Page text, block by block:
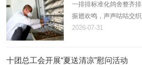
一排排标准化鸽舍整齐
振翅欢鸣，声声咕咕交
近年来，十一团立足资源
2026-07-31
十团总工会开展“夏送清凉”慰问活动